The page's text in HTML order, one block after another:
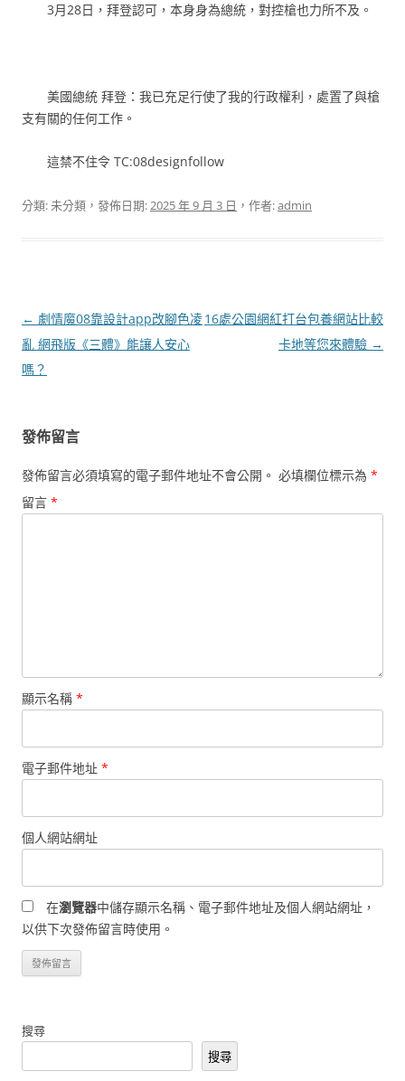
3月28日，拜登認可，本身身為總統，對控槍也力所不及。
美國總統 拜登：我已充足行使了我的行政權利，處置了與槍
支有關的任何工作。
這禁不住令 TC:08designfollow
分類: 未分類，發佈日期:2025 年 9 月 3 日 ，作者:admin
文
章
導
← 劇情魔08靠設計app改腳色凌
亂 網飛版《三體》能讓人安心
嗎？
16處公園網紅打台包養網站比較
卡地等您來體驗 →
發佈留言
發佈留言必須填寫的電子郵件地址不會公開。 必填欄位標示為 *
留言 *
顯示名稱 *
電子郵件地址 *
個人網站網址
在瀏覽器中儲存顯示名稱、電子郵件地址及個人網站網址，
以供下次發佈留言時使用。
搜尋
搜尋